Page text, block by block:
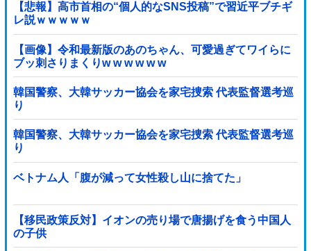
【悲報】高市首相の“個人的なSNS投稿”で習近平ブチギ
レ説ｗｗｗｗｗ
【画像】令和最新版のあのちゃん、可愛過ぎてワイらに
ブッ刺さりまくりw w w w w w
韓国警察、大韓サッカー協会を家宅捜索 代表監督選考巡
り
韓国警察、大韓サッカー協会を家宅捜索 代表監督選考巡
り
ベトナム人「腹が減って女性殺し山に捨てた」
【移民政策反対】イオンの売り場で唐揚げを食う中国人
の子供